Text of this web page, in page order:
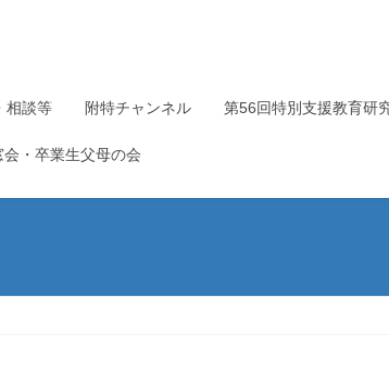
相談等 附特チャンネル 第56回特別支援教育研
会・卒業生父母の会